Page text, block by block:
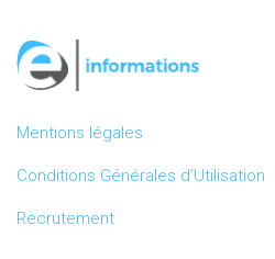
Mentions légales
Conditions Générales d’Utilisation
Recrutement